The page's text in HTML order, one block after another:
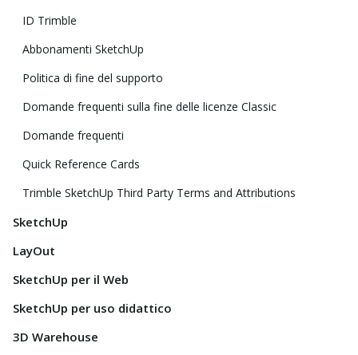
ID Trimble
Abbonamenti SketchUp
Politica di fine del supporto
Domande frequenti sulla fine delle licenze Classic
Domande frequenti
Quick Reference Cards
Trimble SketchUp Third Party Terms and Attributions
SketchUp
LayOut
SketchUp per il Web
SketchUp per uso didattico
3D Warehouse